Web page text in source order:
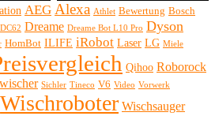
AEG Alexa Athlet Bewertung Bosch
Dreame Dreame Bot L10 Pro Dyson
HomBot ILIFE iRobot Laser LG Miele
Qihoo Roborock
Sichler Tineco V6 Video Vorwerk
Wischroboter Wischsauger